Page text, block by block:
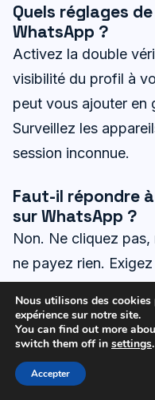
Quels réglages
WhatsApp ?
Activez la double
visibilité du profil à
peut vous ajouter en
Surveillez les
session inconnue.
Faut-il répondre
sur WhatsApp ?
Non. Ne cliquez
ne payez rien.
personne prétend
claire, bloquez et
Que faire si un
l’argent ou des
Nous utilisons des
expérience sur notre site.
You can find out more
switch them off in settings.
Accepter